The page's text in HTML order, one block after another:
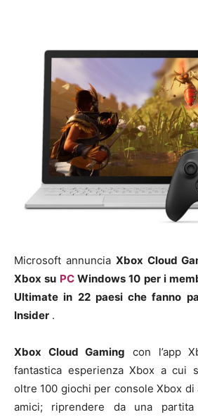
Microsoft annuncia Xbox Cloud
Xbox su PCWindows 10 per i
Ultimate in 22 paesiche fanno
Insider .
Xbox Cloud Gaming con l’app
fantastica esperienza Xbox a cui
oltre 100 giochi per console Xbox
amici; riprendere da una partita